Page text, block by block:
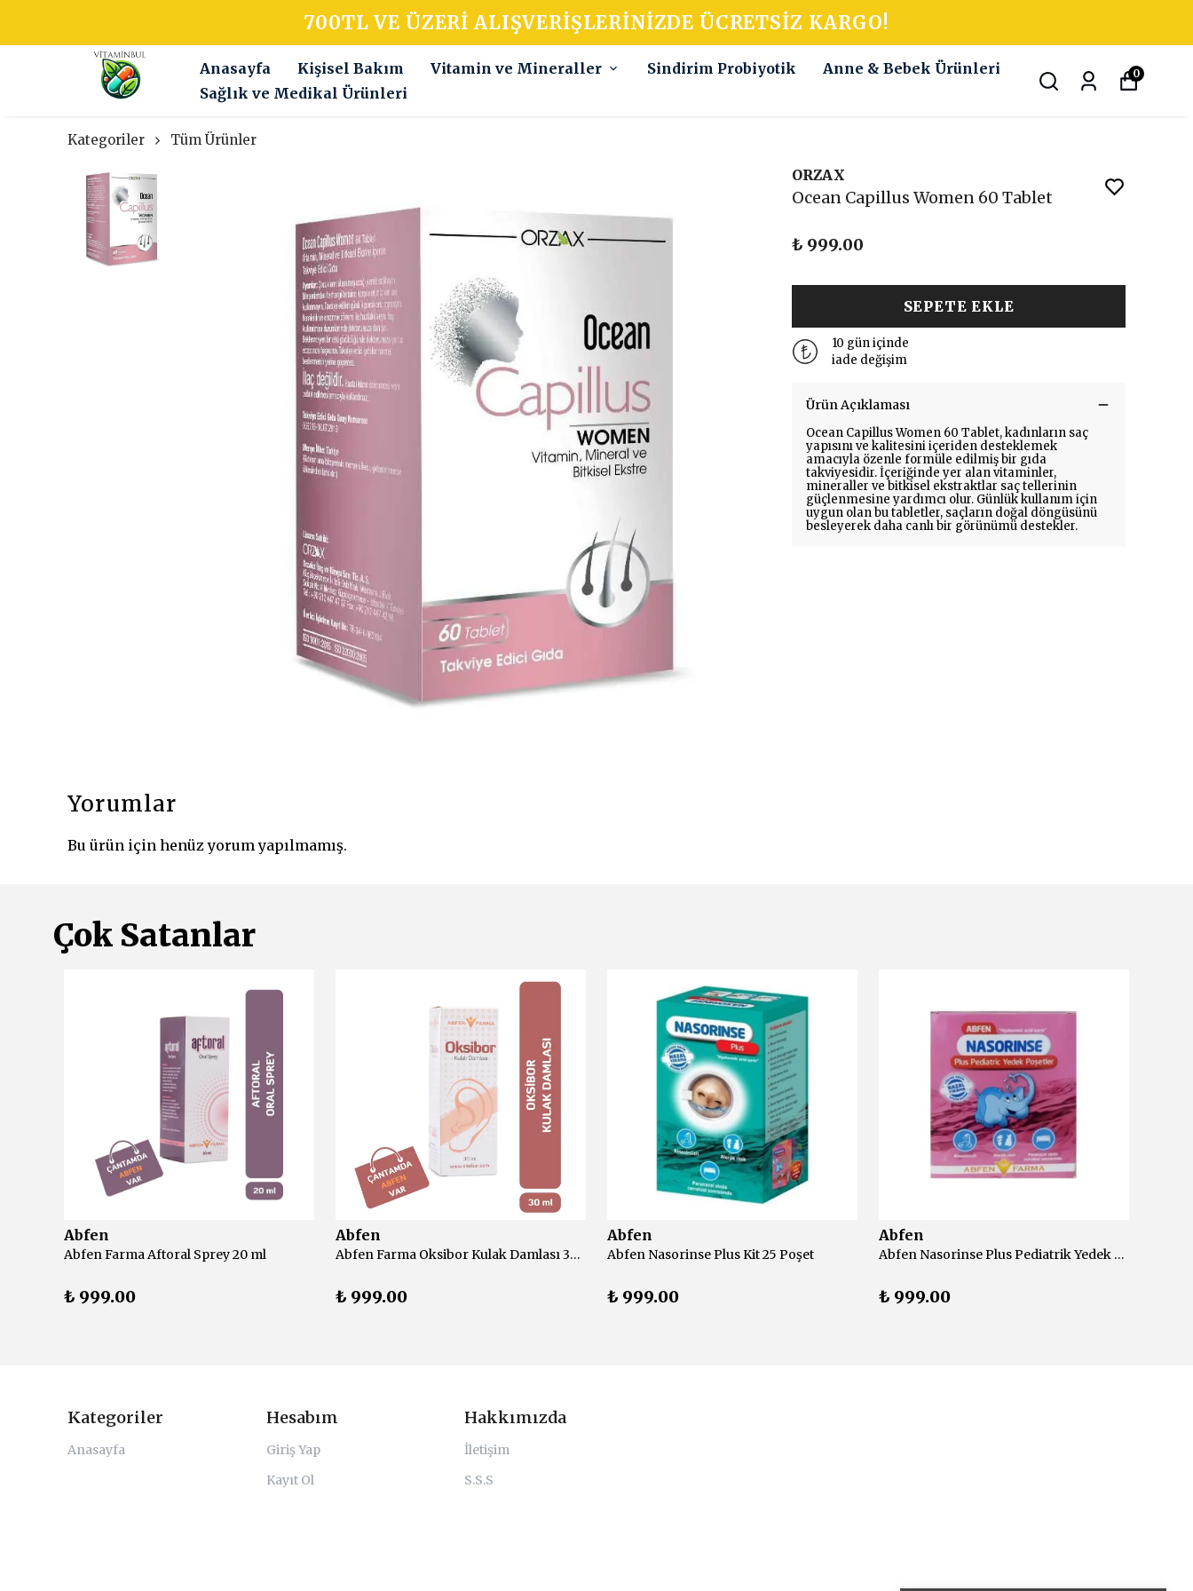
700TL VE ÜZERI ALIŞVERIŞLERINIZDE ÜCRETSIZ KARGO!
Anasayfa Kişisel Bakım Vitamin ve Mineraller Sindirim Probiyotik
Anne & Bebek Ürünleri
Sağlık ve Medikal Ürünleri
0
Kategoriler Tüm Ürünler
ORZAX
Ocean Capillus Women 60 Tablet
₺ 999.00
SEPETE EKLE
10 gün içinde
iade değişim
Ürün Açıklaması
Ocean Capillus Women 60 Tablet, kadınların saç
yapısını ve kalitesini içeriden desteklemek
amacıyla özenle formüle edilmiş bir gıda
takviyesidir. İçeriğinde yer alan vitaminler,
mineraller ve bitkisel ekstraktlar saç tellerinin
güçlenmesine yardımcı olur. Günlük kullanım için
uygun olan bu tabletler, saçların doğal döngüsünü
besleyerek daha canlı bir görünümü destekler.
Yorumlar
Bu ürün için henüz yorum yapılmamış.
Çok Satanlar
Abfen
Abfen Farma Aftoral Sprey 20 ml
₺ 999.00
Abfen
Abfen Farma Oksibor Kulak Damlası 30 ml
₺ 999.00
Abfen
Abfen Nasorinse Plus Kit 25 Poşet
₺ 999.00
Abfen
Abfen Nasorinse Plus Pediatrik Yedek 50 Adet
₺ 999.00
Kategoriler
Anasayfa
Hesabım
Giriş Yap
Kayıt Ol
Hakkımızda
İletişim
S.S.S